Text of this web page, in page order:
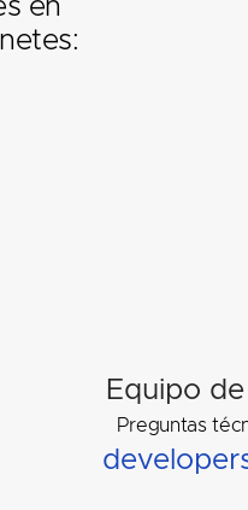
en
Equipo
Preguntas